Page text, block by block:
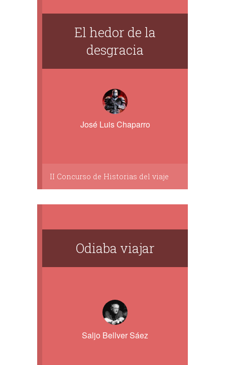
El hedor de la
desgracia
José Luis Chaparro
II Concurso de Historias del viaje
Odiaba viajar
Saljo Bellver Sáez